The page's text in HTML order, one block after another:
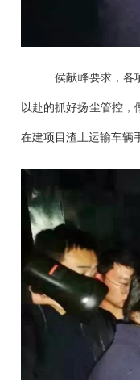
侯献峰要求，各
以赴的抓好扬尘管控
在建项目渣土运输车辆